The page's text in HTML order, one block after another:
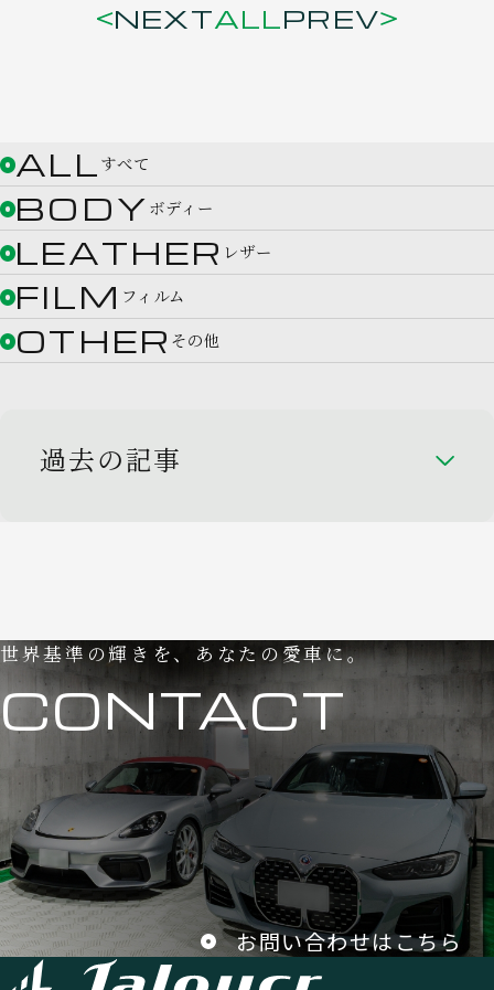
NEXTALLPREV
ALL すべて
BODY ボディー
LEATHER レザー
FILM フィルム
OTHER その他
過去の記事
世界基準の輝きを、あなたの愛車に。
CONTACT
お問い合わせはこちら